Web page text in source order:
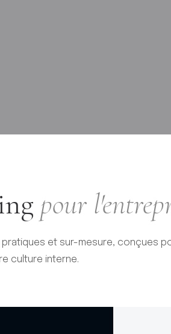
pour
et sur-mesure, conçues
culture interne.